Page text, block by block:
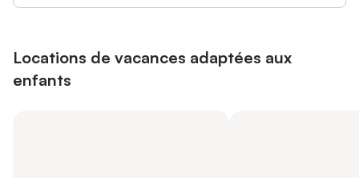
Locations de vacances adaptées aux
enfants